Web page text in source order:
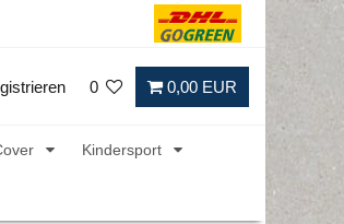
0 0,00 EUR
Kindersport